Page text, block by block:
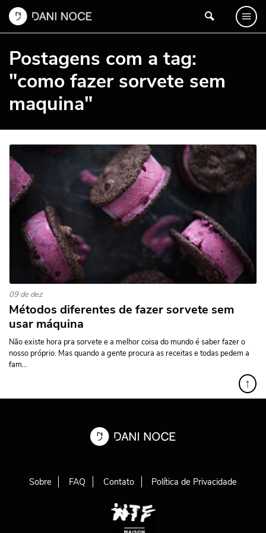
Postagens com a tag:
"como fazer sorvete sem
maquina"
09 de dez
Métodos diferentes de fazer sorvete sem
usar máquina
Não existe hora pra sorvete e a melhor coisa do mundo é saber fazer o
nosso próprio. Mas quando a gente procura as receitas e todas pedem a
fam...
↑
Sobre FAQ Contato Política de Privacidade